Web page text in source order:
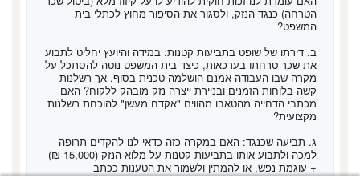
הטרחה) כנגד הנזק, ולסגור את הסיפור מחוץ לכתלי בית
המשפט?
ב. דירתו של שופט בתביעות קטנות: במידה והיועץ יחליט לתבוע
את שכר טרחתו בערכאות, כיצד בית המשפט נוטה להסתכל על
מקרה שבו העבודה אמנם הושלמה טכנית בסוף, אך רשלנות
קשה בלוחות הזמנים ובניירת ייצרה נזק מובהק ללקוח? האם
מכתבי הדחייה מהטאבו מהווים "אקדח מעשן" להוכחת רשלנות
מקצועית?
ג. תביעה שכנגד: האם במקרה כזה כדאי לנו להקדים תרופה
למכה ולתבוע אותו בתביעות קטנות על מלוא הנזק (15,000 ₪)
+ עוגמת נפש, או להמתין ולשמור את הטענות ככתב
הגנה/תביעה שכנגד?